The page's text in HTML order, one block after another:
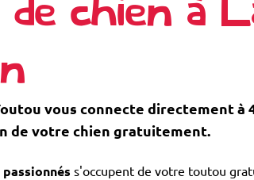
de chien à
vous connecte directement à
de votre chien gratuitement.
s'occupent de votre toutou